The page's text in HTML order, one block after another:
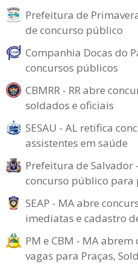
Prefeitura de
de concurso público
Companhia Docas do
concursos públicos
CBMRR - RR abre
soldados e oficiais
SESAU - AL retifica
assistentes em saúde
Prefeitura de Salvador
concurso público para
SEAP - MA abre
imediatas e cadastro
PM e CBM - MA
vagas para Praças,